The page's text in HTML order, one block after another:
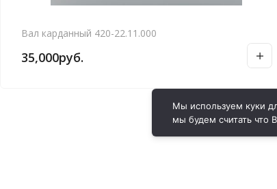
Вал карданный 420-22.11.000
35,000руб.
Мы используем куки
мы будем считать что